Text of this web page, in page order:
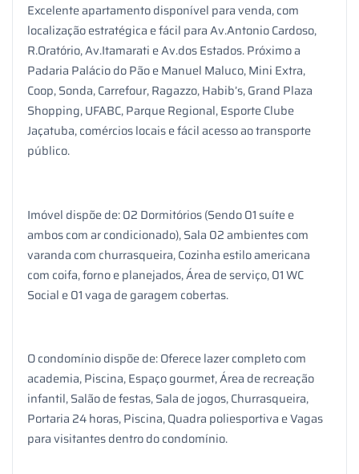
Excelente apartamento disponível para venda, com
localização estratégica e fácil para Av.Antonio Cardoso,
R.Oratório, Av.Itamarati e Av.dos Estados. Próximo a
Padaria Palácio do Pão e Manuel Maluco, Mini Extra,
Coop, Sonda, Carrefour, Ragazzo, Habib’s, Grand Plaza
Shopping, UFABC, Parque Regional, Esporte Clube
Jaçatuba, comércios locais e fácil acesso ao transporte
público.
Imóvel dispõe de: 02 Dormitórios (Sendo 01 suíte e
ambos com ar condicionado), Sala 02 ambientes com
varanda com churrasqueira, Cozinha estilo americana
com coifa, forno e planejados, Área de serviço, 01 WC
Social e 01 vaga de garagem cobertas.
O condomínio dispõe de: Oferece lazer completo com
academia, Piscina, Espaço gourmet, Área de recreação
infantil, Salão de festas, Sala de jogos, Churrasqueira,
Portaria 24 horas, Piscina, Quadra poliesportiva e Vagas
para visitantes dentro do condomínio.